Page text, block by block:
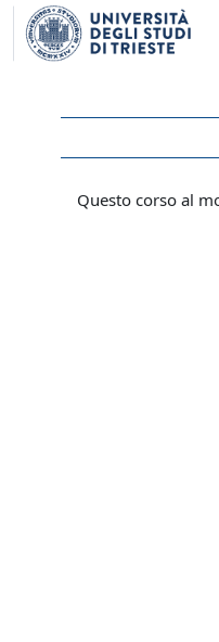
Vai al contenuto principale
Questo corso al